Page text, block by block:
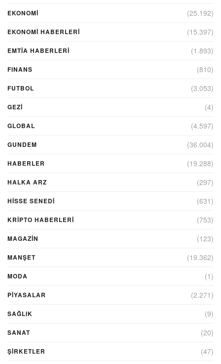
EKONOMİ (25.192)
EKONOMI HABERLERI (15.397)
EMTIA HABERLERI (1.893)
FINANS (810)
FUTBOL (3.053)
GEZI (4)
GLOBAL (4.597)
GUNDEM (36.004)
HABERLER (19.288)
HALKA ARZ (297)
HİSSE SENEDİ (631)
KRIPTO HABERLERI (753)
MAGAZİN (123)
MANŞET (19.362)
MODA (1)
PİYASALAR (2.271)
SAĞLIK (9)
SANAT (20)
ŞIRKETLER (47)